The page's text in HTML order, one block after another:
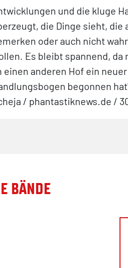
und die kluge
die Dinge sieht, die
oder auch nicht
Es bleibt spannend, da
einen anderen Hof ein neuer
begonnen
/ phantastiknews.de /
BÄNDE